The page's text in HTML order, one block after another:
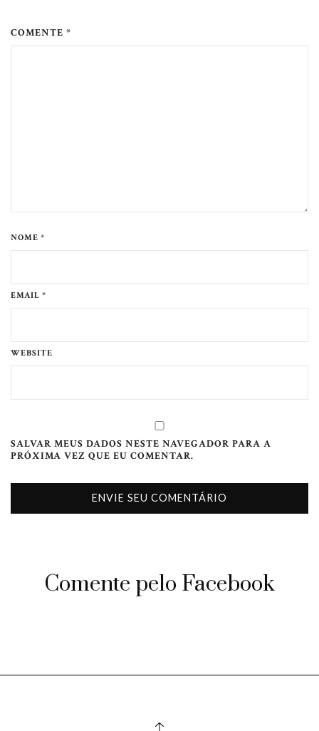
COMENTE *
NOME *
EMAIL *
WEBSITE
SALVAR MEUS DADOS NESTE NAVEGADOR PARA A
PRÓXIMA VEZ QUE EU COMENTAR.
Comente pelo Facebook